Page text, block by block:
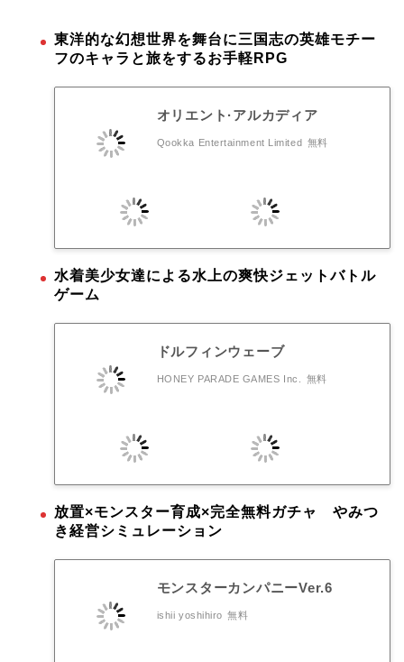
東洋的な幻想世界を舞台に三国志の英雄モチー
フのキャラと旅をするお手軽RPG
オリエント·アルカディア
Qookka Entertainment Limited 無料
水着美少女達による水上の爽快ジェットバトル
ゲーム
ドルフィンウェーブ
HONEY PARADE GAMES Inc. 無料
放置×モンスター育成×完全無料ガチャ やみつ
き経営シミュレーション
モンスターカンパニーVer.6
ishii yoshihiro 無料